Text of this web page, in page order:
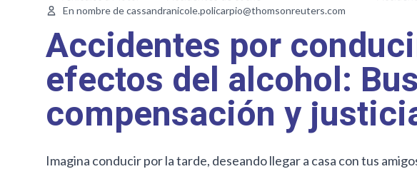
En nombre de cassandranicole.policarpio@thomsonreuters.com
Accidentes por
efectos del alcohol:
compensación y
Imagina conducir por la tarde, deseando llegar a casa con tus